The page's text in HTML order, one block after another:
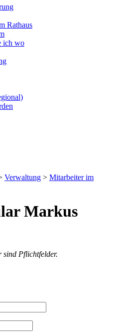
Rathaus
ich wo
Verwaltung > Mitarbeiter im
Markus
sind Pflichtfelder.